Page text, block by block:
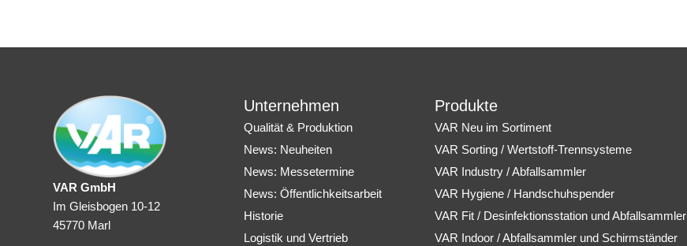
VAR GmbH
Im Gleisbogen 10-12
45770 Marl
Unternehmen
Qualität & Produktion
News: Neuheiten
News: Messetermine
News: Öffentlichkeitsarbeit
Historie
Logistik und Vertrieb
Produkte
VAR Neu im Sortiment
VAR Sorting / Wertstoff-Trennsysteme
VAR Industry / Abfallsammler
VAR Hygiene / Handschuhspender
VAR Fit / Desinfektionsstation und Abfallsammler
VAR Indoor / Abfallsammler und Schirmständer